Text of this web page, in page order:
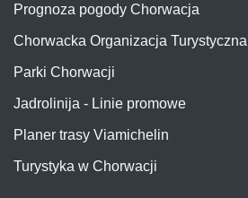
Prognoza pogody Chorwacja
Chorwacka Organizacja Turystyczna
Parki Chorwacji
Jadrolinija - Linie promowe
Planer trasy Viamichelin
Turystyka w Chorwacji